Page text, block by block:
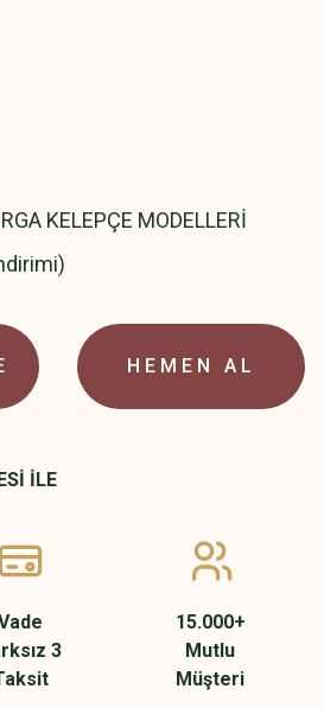
KELEPÇE MODELLERİ
HEMEN AL
İLE
3
15.000+
Mutlu
Müşteri